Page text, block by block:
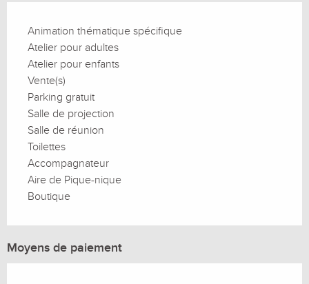
Animation thématique spécifique
Atelier pour adultes
Atelier pour enfants
Vente(s)
Parking gratuit
Salle de projection
Salle de réunion
Toilettes
Accompagnateur
Aire de Pique-nique
Boutique
Moyens de paiement